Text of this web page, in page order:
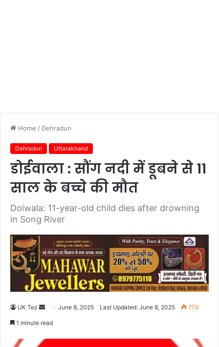
Home / Dehradun
Dehradun Uttarakhand
डोईवाला : सौंग नदी में डूबने से 11
साल के बच्चे की मौत
Doiwala: 11-year-old child dies after drowning
in Song River
UK Tez
d
June 8, 2025 Last Updated: June 8, 2025 779
1 minute read